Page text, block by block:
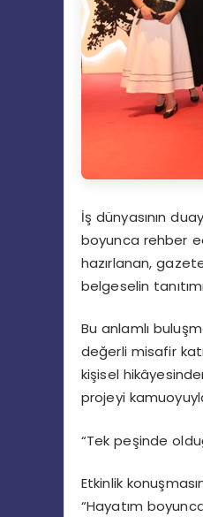
İş dünyasının
boyunca rehber
hazırlanan,
belgeselin
Bu anlamlı
değerli misafir
kişisel
projeyi
“Tek peşinde
Etkinlik konuşmas
“Hayatım